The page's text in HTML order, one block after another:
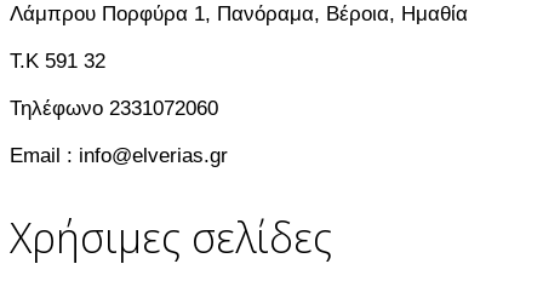
Λάμπρου Πορφύρα 1, Πανόραμα, Βέροια, Ημαθία
T.K 591 32
Τηλέφωνο 2331072060
Email : info@elverias.gr
Χρήσιμες σελίδες